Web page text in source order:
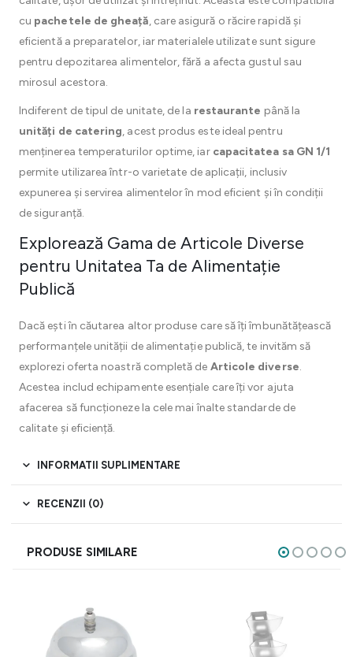
cu pachetele de gheață, care asigură o răcire rapidă și
eficientă a preparatelor, iar materialele utilizate sunt sigure
pentru depozitarea alimentelor, fără a afecta gustul sau
mirosul acestora.
Indiferent de tipul de unitate, de la restaurante până la
unități de catering, acest produs este ideal pentru
menținerea temperaturilor optime, iar capacitatea sa GN 1/1
permite utilizarea într-o varietate de aplicații, inclusiv
expunerea și servirea alimentelor în mod eficient și în condiții
de siguranță.
Explorează Gama de Articole Diverse
pentru Unitatea Ta de Alimentație
Publică
Dacă ești în căutarea altor produse care să îți îmbunătățească
performanțele unității de alimentație publică, te invităm să
explorezi oferta noastră completă de Articole diverse.
Acestea includ echipamente esențiale care îți vor ajuta
afacerea să funcționeze la cele mai înalte standarde de
calitate și eficiență.
INFORMATII SUPLIMENTARE
RECENZII (0)
PRODUSE SIMILARE